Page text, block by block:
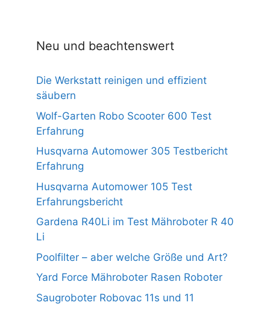
Neu und beachtenswert
Die Werkstatt reinigen und effizient
säubern
Wolf-Garten Robo Scooter 600 Test
Erfahrung
Husqvarna Automower 305 Testbericht
Erfahrung
Husqvarna Automower 105 Test
Erfahrungsbericht
Gardena R40Li im Test Mähroboter R 40
Li
Poolfilter – aber welche Größe und Art?
Yard Force Mähroboter Rasen Roboter
Saugroboter Robovac 11s und 11